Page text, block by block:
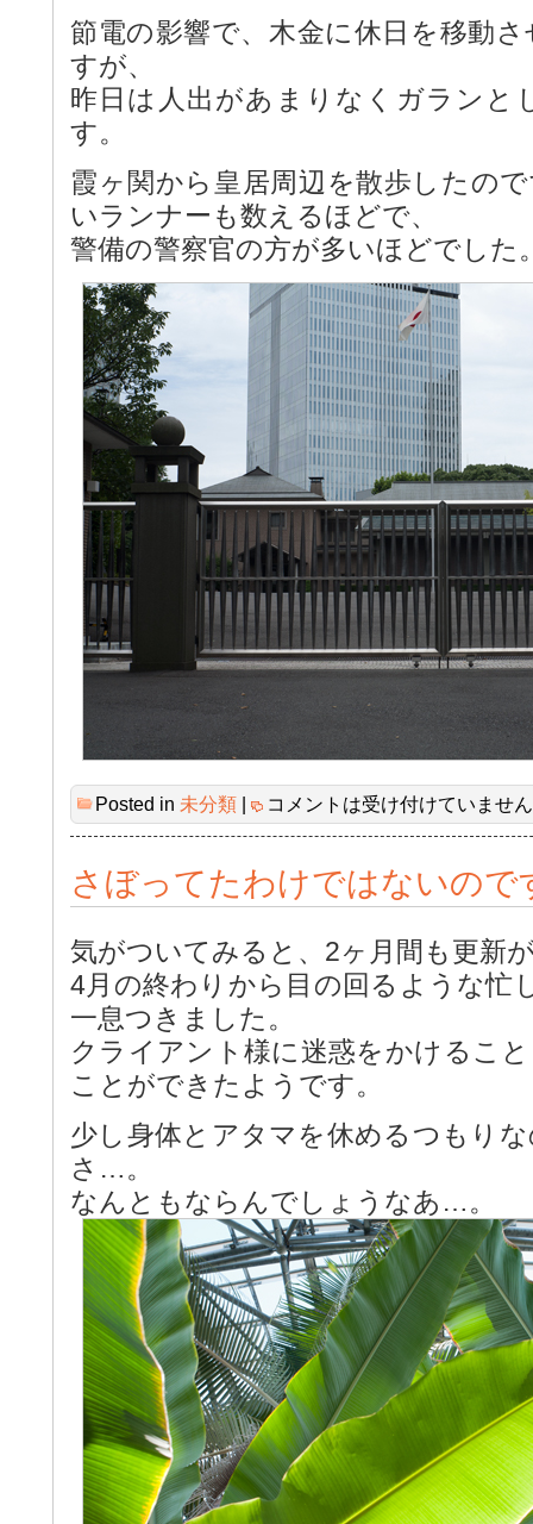
節電の影響で、木金に休日を移動
すが、
昨日は人出があまりなくガランと
す。
霞ヶ関から皇居周辺を散歩したの
いランナーも数えるほどで、
警備の警察官の方が多いほどでした
Posted in 未分類 | コメントは受け付けていませ
さぼってたわけではないので
気がついてみると、2ヶ月間も更新
4月の終わりから目の回るような忙
一息つきました。
クライアント様に迷惑をかけるこ
ことができたようです。
少し身体とアタマを休めるつもり
さ…。
なんともならんでしょうなあ…。